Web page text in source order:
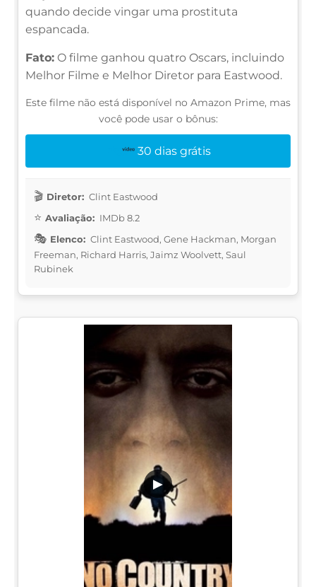
quando decide vingar uma prostituta
espancada.
Fato: O filme ganhou quatro Oscars, incluindo
Melhor Filme e Melhor Diretor para Eastwood.
Este filme não está disponível no Amazon Prime, mas
você pode usar o bônus:
30 dias grátis
Diretor: Clint Eastwood
Avaliação: IMDb 8.2
Elenco: Clint Eastwood, Gene Hackman, Morgan
Freeman, Richard Harris, Jaimz Woolvett, Saul
Rubinek
▶